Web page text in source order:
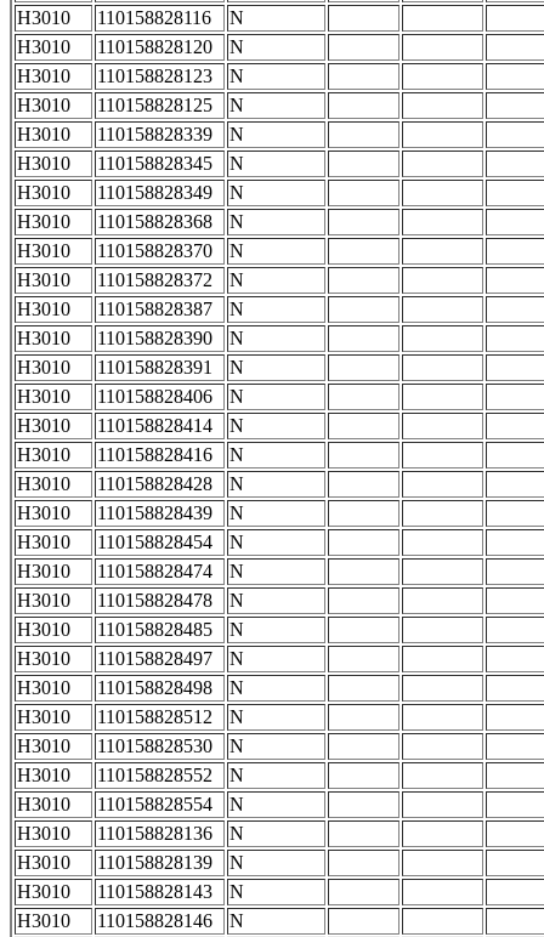
H3010
110158828116
N
H3010
110158828120
N
H3010
110158828123
N
H3010
110158828125
N
H3010
110158828339
N
H3010
110158828345
N
H3010
110158828349
N
H3010
110158828368
N
H3010
110158828370
N
H3010
110158828372
N
H3010
110158828387
N
H3010
110158828390
N
H3010
110158828391
N
H3010
110158828406
N
H3010
110158828414
N
H3010
110158828416
N
H3010
110158828428
N
H3010
110158828439
N
H3010
110158828454
N
H3010
110158828474
N
H3010
110158828478
N
H3010
110158828485
N
H3010
110158828497
N
H3010
110158828498
N
H3010
110158828512
N
H3010
110158828530
N
H3010
110158828552
N
H3010
110158828554
N
H3010
110158828136
N
H3010
110158828139
N
H3010
110158828143
N
H3010
110158828146
N